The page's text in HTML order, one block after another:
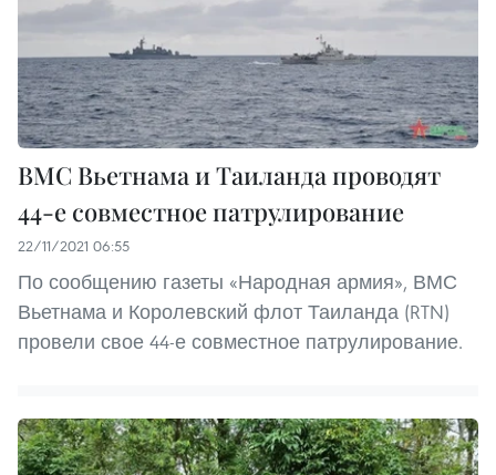
ВМС Вьетнама и Таиланда проводят
44-е совместное патрулирование
22/11/2021 06:55
По сообщению газеты «Народная армия», ВМС
Вьетнама и Королевский флот Таиланда (RTN)
провели свое 44-е совместное патрулирование.